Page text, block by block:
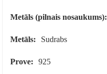
Metāls (pilnais nosaukums):
Metāls: Sudrabs
Prove: 925